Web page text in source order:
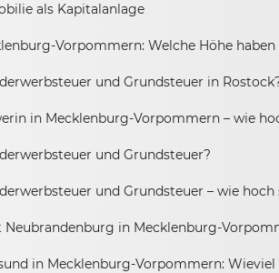
als Kapitalanlage
Vorpommern: Welche Höhe haben
und Grundsteuer in
in Mecklenburg-Vorpommern – wie
und Grundsteuer?
und Grundsteuer – wie hoch
Neubrandenburg in Mecklenburg-
in Mecklenburg-Vorpommern: Wieviel